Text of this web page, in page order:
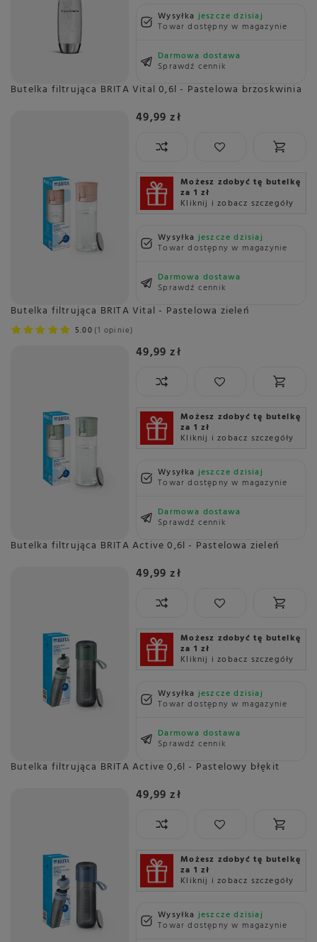
Wysyłkajeszcze dzisiaj
Towar dostępny w magazynie
Darmowa dostawa
Sprawdź cennik
Butelka filtrująca BRITA Vital 0,6l - Pastelowa brzoskwinia
49,99 zł
Możesz zdobyć tę butelkę
za 1 zł
Kliknij i zobacz szczegóły
Wysyłkajeszcze dzisiaj
Towar dostępny w magazynie
Darmowa dostawa
Sprawdź cennik
Butelka filtrująca BRITA Vital - Pastelowa zieleń
5.00 1 opinie
49,99 zł
Możesz zdobyć tę butelkę
za 1 zł
Kliknij i zobacz szczegóły
Wysyłkajeszcze dzisiaj
Towar dostępny w magazynie
Darmowa dostawa
Sprawdź cennik
Butelka filtrująca BRITA Active 0,6l - Pastelowa zieleń
49,99 zł
Możesz zdobyć tę butelkę
za 1 zł
Kliknij i zobacz szczegóły
Wysyłkajeszcze dzisiaj
Towar dostępny w magazynie
Darmowa dostawa
Sprawdź cennik
Butelka filtrująca BRITA Active 0,6l - Pastelowy błękit
49,99 zł
Możesz zdobyć tę butelkę
za 1 zł
Kliknij i zobacz szczegóły
Wysyłkajeszcze dzisiaj
Towar dostępny w magazynie